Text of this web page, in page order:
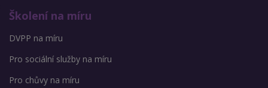
Školení na míru
DVPP na míru
Pro sociální služby na míru
Pro chůvy na míru